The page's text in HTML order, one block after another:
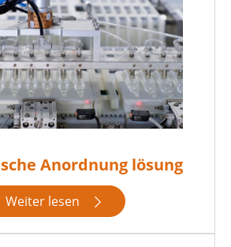
Anordnung lösung
Weiter lesen 